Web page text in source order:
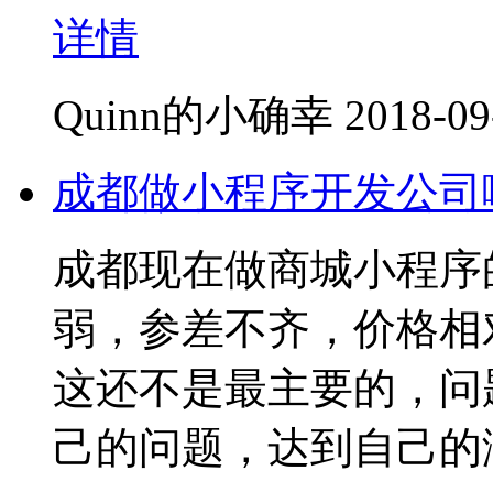
详情
Quinn的小确幸 2018-
成都做小程序开发公
成都现在做商城小程
弱，参差不齐，价格
这还不是最主要的，
己的问题，达到自己